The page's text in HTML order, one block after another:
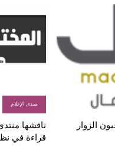
الزوار
صدى الإعلام
ناقشها
قراءة في